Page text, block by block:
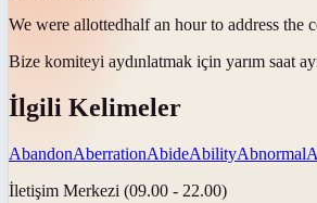
We were allottedhalf an hour to address the
Bize komiteyi aydınlatmak için yarım saat
İlgili Kelimeler
AbandonAberrationAbideAbilityAbnormal
İletişim Merkezi (09.00 - 22.00)